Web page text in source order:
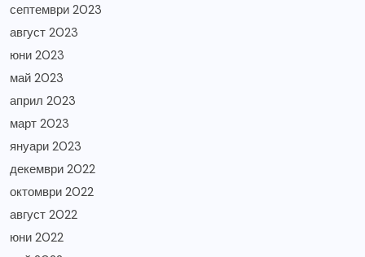
септември 2023
август 2023
юни 2023
май 2023
април 2023
март 2023
януари 2023
декември 2022
октомври 2022
август 2022
юни 2022